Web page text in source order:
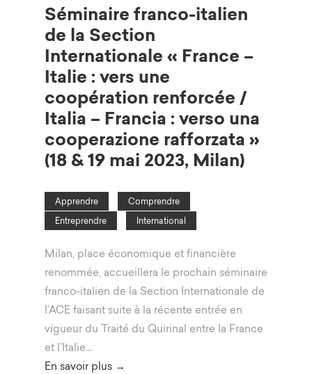
Séminaire franco-italien
de la Section
Internationale « France –
Italie : vers une
coopération renforcée /
Italia – Francia : verso una
cooperazione rafforzata »
(18 & 19 mai 2023, Milan)
Apprendre
Comprendre
Entreprendre
International
Milan, place économique et financière
renommée, accueillera le prochain séminaire
franco-italien de la Section Internationale de
l’ACE faisant suite à la récente entrée en
vigueur du Traité du Quirinal entre la France
et l’Italie…
En savoir plus →